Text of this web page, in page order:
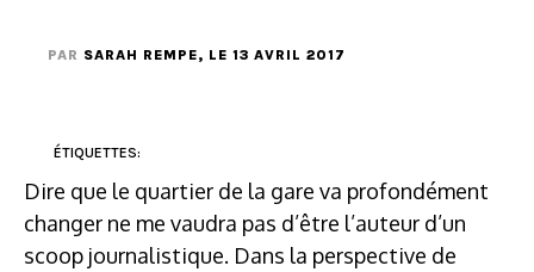
PAR SARAH REMPE, LE 13 AVRIL 2017
ÉTIQUETTES:
Dire que le quartier de la gare va profondément
changer ne me vaudra pas d’être l’auteur d’un
scoop journalistique. Dans la perspective de